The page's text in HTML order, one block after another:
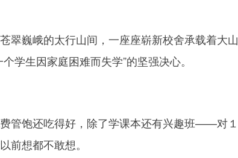
巍峨的太行山间，一座座崭新校舍承载着大山
学生因家庭困难而失学”的坚强决心。
饱还吃得好，除了学课本还有兴趣班——对１
前想都不敢想。